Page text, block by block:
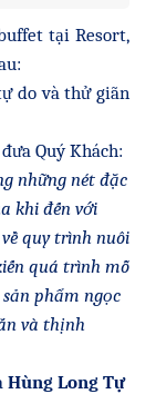
tại Resort,
do và thử giãn
Quý Khách:
những nét đặc
khi đến với
quy trình nuôi
quá trình mỗ
phẩm ngọc
và thịnh
Hùng Long Tự